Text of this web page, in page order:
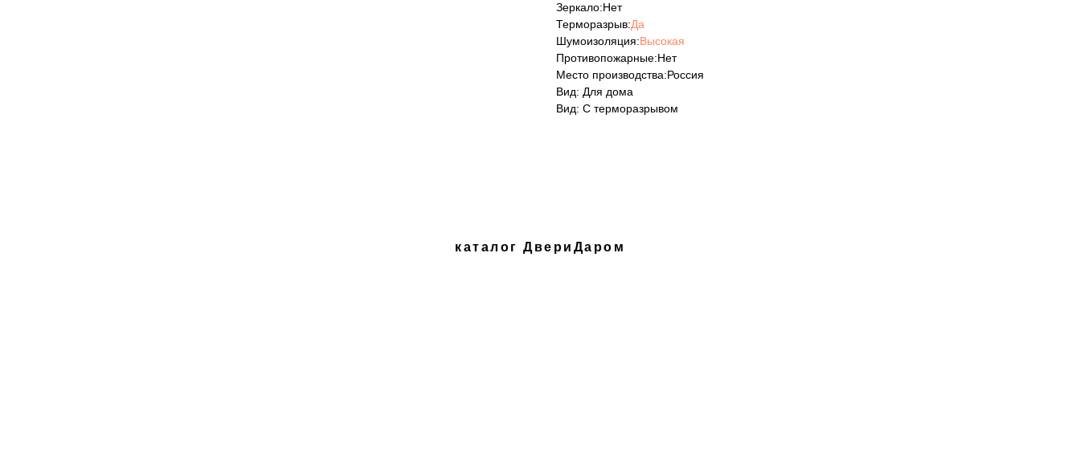
Зеркало:Нет
Терморазрыв:Да
Шумоизоляция:Высокая
Противопожарные:Нет
Место производства:Россия
Вид: Для дома
Вид: С терморазрывом
каталог ДвериДаром